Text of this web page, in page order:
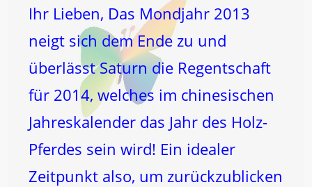
Ihr Lieben, Das Mondjahr 2013
neigt sich dem Ende zu und
überlässt Saturn die Regentschaft
für 2014, welches im chinesischen
Jahreskalender das Jahr des Holz-
Pferdes sein wird! Ein idealer
Zeitpunkt also, um zurückzublicken